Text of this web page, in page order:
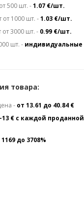
500 шт. -1.07 €/шт.
от 1000 шт. -1.03 €/шт.
3000 шт. - 0.99 €/шт.
шт. - индивидуальные
товара:
- от 13.61 до 40.84 €
€ с каждой проданной
1169 до 3708%